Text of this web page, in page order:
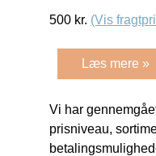
500 kr. (Vis
Læs mere »
Vi har
prisniveau,